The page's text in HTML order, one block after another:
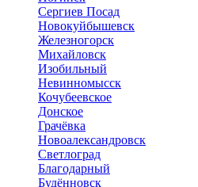
Сергиев Посад
Новокуйбышевск
Железногорск
Михайловск
Изобильный
Невинномысск
Кочубеевское
Донское
Грачёвка
Новоалександровск
Светлоград
Благодарный
Будённовск